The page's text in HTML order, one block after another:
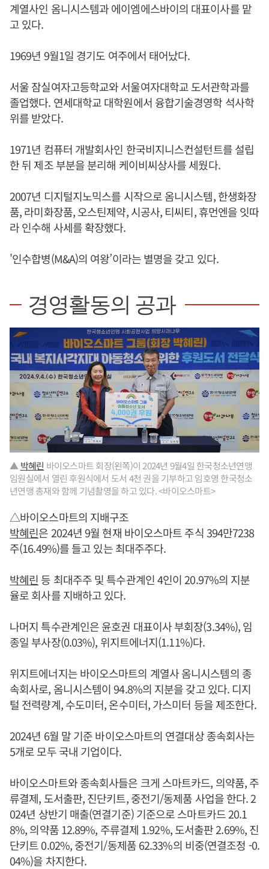
계열사인 옴니시스템과 에이엠에스바이의 대표이사를 맡
고 있다.
1969년 9월1일 경기도 여주에서 태어났다.
서울 잠실여자고등학교와 서울여자대학교 도서관학과를
졸업했다. 연세대학교 대학원에서 융합기술경영학 석사학
위를 받았다.
1971년 컴퓨터 개발회사인 한국비지니스컨설턴트를 설립
한 뒤 제조 부분을 분리해 케이비씨상사를 세웠다.
2007년 디지털지노믹스를 시작으로 옴니시스템, 한생화장
품, 라미화장품, 오스틴제약, 시공사, 티씨티, 휴먼엔을 잇따
라 인수해 사세를 확장했다.
'인수합병(M&A)의 여왕’이라는 별명을 갖고 있다.
경영활동의 공과
▲ 박혜린 바이오스마트 회장(왼쪽)이 2024년 9월4일 한국청소년연맹
임원실에서 열린 후원식에서 도서 4천 권을 기부하고 임호영 한국청소
년연맹 총재와 함께 기념촬영을 하고 있다. <바이오스마트>
△바이오스마트의 지배구조
박혜린은 2024년 9월 현재 바이오스마트 주식 394만7238
주(16.49%)를 들고 있는 최대주주다.
박혜린 등 최대주주 및 특수관계인 4인이 20.97%의 지분
율로 회사를 지배하고 있다.
나머지 특수관계인은 윤호권 대표이사 부회장(3.34%), 임
종일 부사장(0.03%), 위지트에너지(1.11%)다.
위지트에너지는 바이오스마트의 계열사 옴니시스템의 종
속회사로, 옴니시스템이 94.8%의 지분을 갖고 있다. 디지
털 전력량계, 수도미터, 온수미터, 가스미터 등을 제조한다.
2024년 6월 말 기준 바이오스마트의 연결대상 종속회사는
5개로 모두 국내 기업이다.
바이오스마트와 종속회사들은 크게 스마트카드, 의약품, 주
류결제, 도서출판, 진단키트, 중전기/동제품 사업을 한다. 2
024년 상반기 매출(연결기준) 기준으로 스마트카드 20.1
8%, 의약품 12.89%, 주류결제 1.92%, 도서출판 2.69%, 진
단키트 0.02%, 중전기/동제품 62.33%의 비중(연결조정 -0.
04%)을 차지한다.